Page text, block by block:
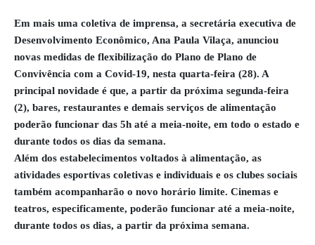
Em mais uma coletiva de imprensa, a secretária executiva de
Desenvolvimento Econômico, Ana Paula Vilaça, anunciou
novas medidas de flexibilização do Plano de Plano de
Convivência com a Covid-19, nesta quarta-feira (28). A
principal novidade é que, a partir da próxima segunda-feira
(2), bares, restaurantes e demais serviços de alimentação
poderão funcionar das 5h até a meia-noite, em todo o estado e
durante todos os dias da semana.
Além dos estabelecimentos voltados à alimentação, as
atividades esportivas coletivas e individuais e os clubes sociais
também acompanharão o novo horário limite. Cinemas e
teatros, especificamente, poderão funcionar até a meia-noite,
durante todos os dias, a partir da próxima semana.